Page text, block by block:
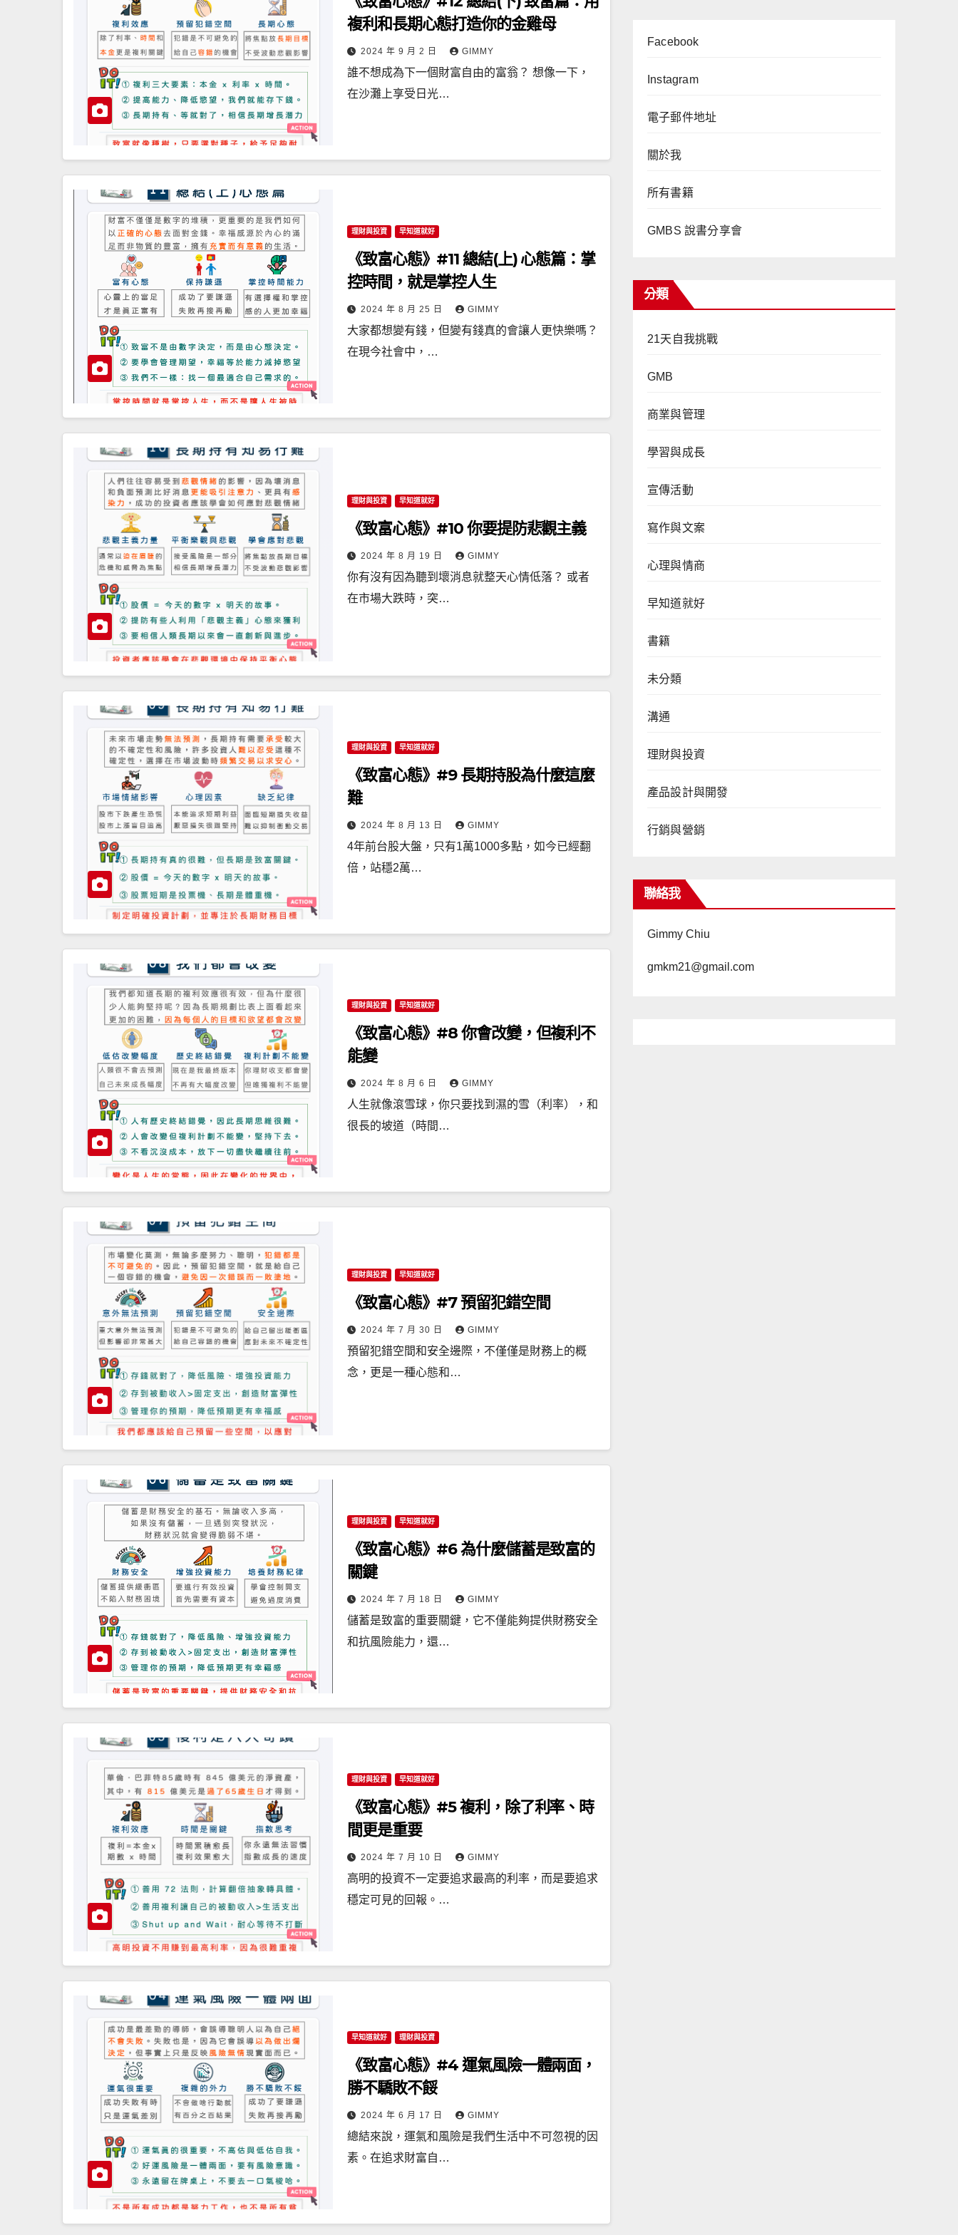
複利和長期心態打造你的金雞母
2024 年 9 月 2 日 GIMMY
誰不想成為下一個財富自由的富翁？ 想像一下，
在沙灘上享受日光…
理財與投資 早知道就好
《致富心態》#11 總結(上) 心態篇：掌
控時間，就是掌控人生
2024 年 8 月 25 日 GIMMY
大家都想變有錢，但變有錢真的會讓人更快樂嗎？
在現今社會中，…
理財與投資 早知道就好
《致富心態》#10 你要提防悲觀主義
2024 年 8 月 19 日 GIMMY
你有沒有因為聽到壞消息就整天心情低落？ 或者
在市場大跌時，突…
理財與投資 早知道就好
《致富心態》#9 長期持股為什麼這麼
難
2024 年 8 月 13 日 GIMMY
4年前台股大盤，只有1萬1000多點，如今已經翻
倍，站穩2萬…
理財與投資 早知道就好
《致富心態》#8 你會改變，但複利不
能變
2024 年 8 月 6 日 GIMMY
人生就像滾雪球，你只要找到濕的雪（利率），和
很長的坡道（時間…
理財與投資 早知道就好
《致富心態》#7 預留犯錯空間
2024 年 7 月 30 日 GIMMY
預留犯錯空間和安全邊際，不僅僅是財務上的概
念，更是一種心態和…
理財與投資 早知道就好
《致富心態》#6 為什麼儲蓄是致富的
關鍵
2024 年 7 月 18 日 GIMMY
儲蓄是致富的重要關鍵，它不僅能夠提供財務安全
和抗風險能力，還…
理財與投資 早知道就好
《致富心態》#5 複利，除了利率、時
間更是重要
2024 年 7 月 10 日 GIMMY
高明的投資不一定要追求最高的利率，而是要追求
穩定可見的回報。…
早知道就好 理財與投資
《致富心態》#4 運氣風險一體兩面，
勝不驕敗不餒
2024 年 6 月 17 日 GIMMY
總結來說，運氣和風險是我們生活中不可忽視的因
素。在追求財富自…
Facebook
Instagram
電子郵件地址
關於我
所有書籍
GMBS 說書分享會
分類
21天自我挑戰
GMB
商業與管理
學習與成長
宣傳活動
寫作與文案
心理與情商
早知道就好
書籍
未分類
溝通
理財與投資
產品設計與開發
行銷與營銷
聯絡我
Gimmy Chiu
gmkm21@gmail.com